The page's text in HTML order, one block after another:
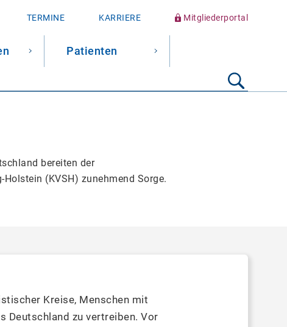
TERMINE KARRIERE Mitgliederportal
Patienten
starten
bereiten der
(KVSH) zunehmend Sorge.
Kreise, Menschen mit
Deutschland zu vertreiben. Vor